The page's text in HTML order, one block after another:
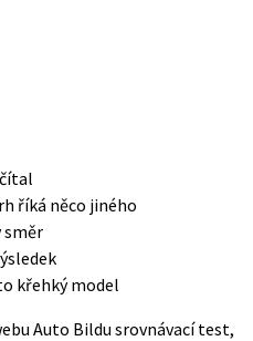
říká něco jiného
směr
křehký model
Auto Bildu srovnávací test,